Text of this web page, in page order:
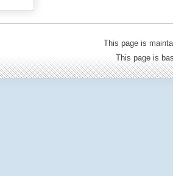
This page is
This page is